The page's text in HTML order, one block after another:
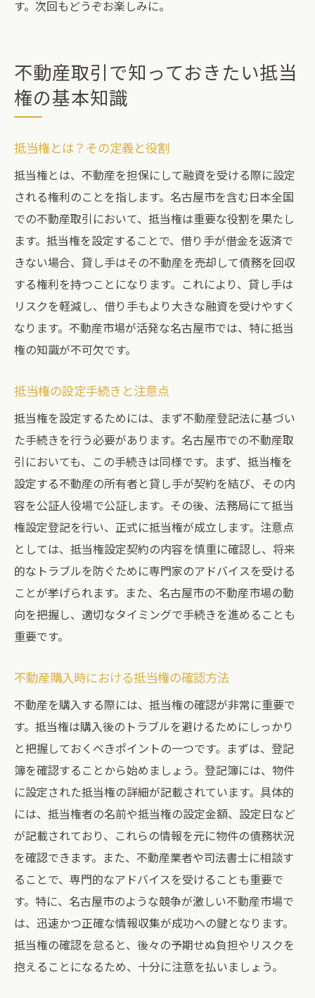
す。次回もどうぞお楽しみに。
不動産取引で知っておきたい抵当
権の基本知識
抵当権とは？その定義と役割
抵当権とは、不動産を担保にして融資を受ける際に設定
される権利のことを指します。名古屋市を含む日本全国
での不動産取引において、抵当権は重要な役割を果たし
ます。抵当権を設定することで、借り手が借金を返済で
きない場合、貸し手はその不動産を売却して債務を回収
する権利を持つことになります。これにより、貸し手は
リスクを軽減し、借り手もより大きな融資を受けやすく
なります。不動産市場が活発な名古屋市では、特に抵当
権の知識が不可欠です。
抵当権の設定手続きと注意点
抵当権を設定するためには、まず不動産登記法に基づい
た手続きを行う必要があります。名古屋市での不動産取
引においても、この手続きは同様です。まず、抵当権を
設定する不動産の所有者と貸し手が契約を結び、その内
容を公証人役場で公証します。その後、法務局にて抵当
権設定登記を行い、正式に抵当権が成立します。注意点
としては、抵当権設定契約の内容を慎重に確認し、将来
的なトラブルを防ぐために専門家のアドバイスを受ける
ことが挙げられます。また、名古屋市の不動産市場の動
向を把握し、適切なタイミングで手続きを進めることも
重要です。
不動産購入時における抵当権の確認方法
不動産を購入する際には、抵当権の確認が非常に重要で
す。抵当権は購入後のトラブルを避けるためにしっかり
と把握しておくべきポイントの一つです。まずは、登記
簿を確認することから始めましょう。登記簿には、物件
に設定された抵当権の詳細が記載されています。具体的
には、抵当権者の名前や抵当権の設定金額、設定日など
が記載されており、これらの情報を元に物件の債務状況
を確認できます。また、不動産業者や司法書士に相談す
ることで、専門的なアドバイスを受けることも重要で
す。特に、名古屋市のような競争が激しい不動産市場で
は、迅速かつ正確な情報収集が成功への鍵となります。
抵当権の確認を怠ると、後々の予期せぬ負担やリスクを
抱えることになるため、十分に注意を払いましょう。